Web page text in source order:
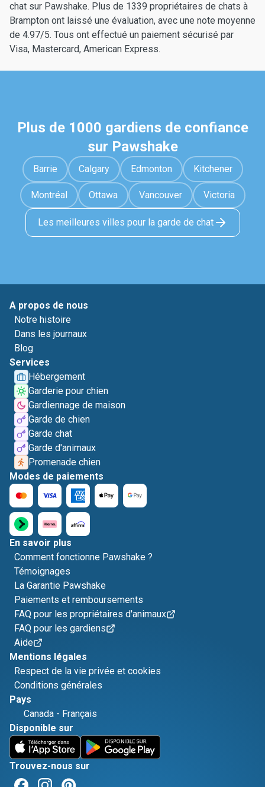
chat sur Pawshake. Plus de 1339 propriétaires de chats à
Brampton ont laissé une évaluation, avec une note moyenne
de 4.97/5. Tous ont effectué un paiement sécurisé par
Visa, Mastercard, American Express.
Plus de 1000 gardiens de confiance
sur Pawshake
Barrie Calgary Edmonton Kitchener
Montréal Ottawa Vancouver Victoria
Les meilleures villes pour la garde de chat
A propos de nous
Notre histoire
Dans les journaux
Blog
Services
Hébergement
Garderie pour chien
Gardiennage de maison
Garde de chien
Garde chat
Garde d'animaux
Promenade chien
Modes de paiements
En savoir plus
Comment fonctionne Pawshake ?
Témoignages
La Garantie Pawshake
Paiements et remboursements
FAQ pour les propriétaires d'animaux
FAQ pour les gardiens
Aide
Mentions légales
Respect de la vie privée et cookies
Conditions générales
Pays
Canada - Français
Disponible sur
Trouvez-nous sur